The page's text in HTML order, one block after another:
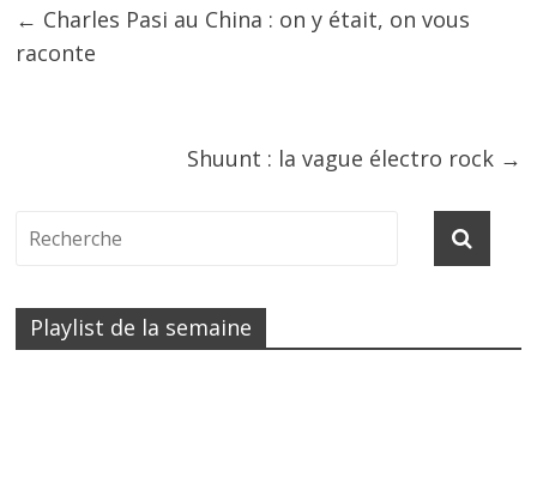
← Charles Pasi au China : on y était, on vous
raconte
Shuunt : la vague électro rock →
Playlist de la semaine